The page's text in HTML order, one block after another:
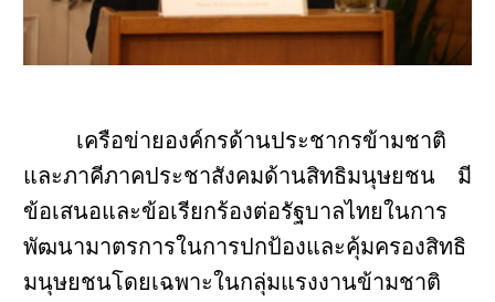
เครือข่ายองค์กรด้านประชากรข้ามชาติ
และภาคีภาคประชาสังคมด้านสิทธิมนุษยชน มี
ข้อเสนอและข้อเรียกร้องต่อรัฐบาลไทยในการ
พัฒนามาตรการในการปกป้องและคุ้มครองสิทธิ
มนุษยชนโดยเฉพาะในกลุ่มแรงงานข้ามชาติ